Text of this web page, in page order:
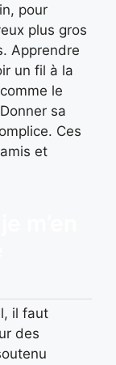
pour
plus gros
Apprendre
un fil à la
le
sa
Ces
et
il faut
des